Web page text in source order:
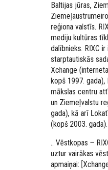
Baltijas jūras,
reģiona valstīs.
mediju kultūras
dalībnieks. RIXC
starptautiskās
Xchange
kopš 1997. gada),
mākslas centru
un Ziemeļvalstu
gada), kā arī
(kopš 2003. gada).
.. Vēstkopas –
uztur vairākas
apmaiņai: